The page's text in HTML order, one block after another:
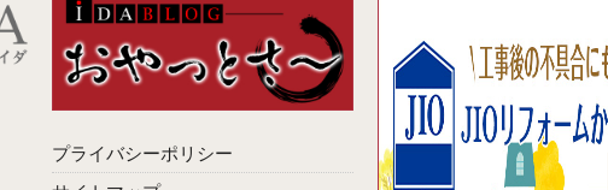
プライバシーポリシー